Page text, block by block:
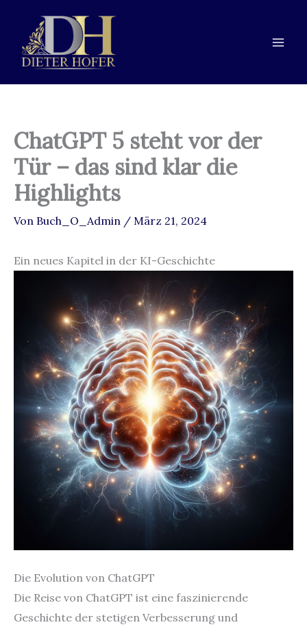
springen
Navigation
springen
springen
ChatGPT 5 steht vor der
Tür – das sind klar die
Highlights
Von Buch_O_Admin / März 21, 2024
Ein neues Kapitel in der KI-Geschichte
Die Evolution von ChatGPT
Die Reise von ChatGPT ist eine faszinierende
Geschichte der stetigen Verbesserung und